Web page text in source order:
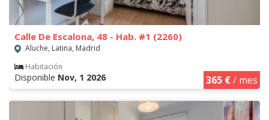
Calle De Escalona, 48 - Hab. #1 (2260)
Aluche, Latina, Madrid
Habitación
Disponible Nov, 1 2026 365 €/ mes